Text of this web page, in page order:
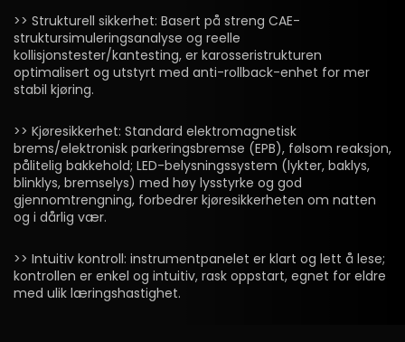
>> Strukturell sikkerhet: Basert på streng CAE-
struktursimuleringsanalyse og reelle
kollisjonstester/kantesting, er karosseristrukturen
optimalisert og utstyrt med anti-rollback-enhet for mer
stabil kjøring.
>> Kjøresikkerhet: Standard elektromagnetisk
brems/elektronisk parkeringsbremse (EPB), følsom reaksjon,
pålitelig bakkehold; LED-belysningssystem (lykter, baklys,
blinklys, bremselys) med høy lysstyrke og god
gjennomtrengning, forbedrer kjøresikkerheten om natten
og i dårlig vær.
>> Intuitiv kontroll: instrumentpanelet er klart og lett å lese;
kontrollen er enkel og intuitiv, rask oppstart, egnet for eldre
med ulik læringshastighet.